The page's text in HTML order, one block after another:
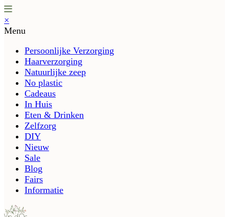
×
Menu
Persoonlijke Verzorging
Haarverzorging
Natuurlijke zeep
No plastic
Cadeaus
In Huis
Eten & Drinken
Zelfzorg
DIY
Nieuw
Sale
Blog
Fairs
Informatie